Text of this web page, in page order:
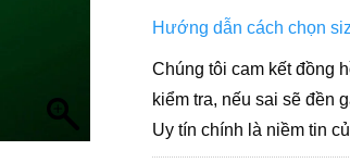
Hướng dẫn cách chọn
Chúng tôi cam kết đồng
kiểm tra, nếu sai sẽ đền
Uy tín chính là niềm tin